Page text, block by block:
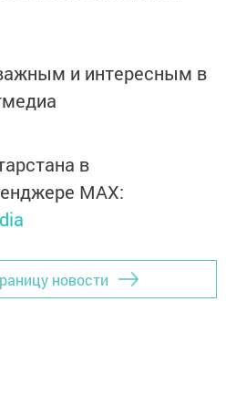
и интересным в
в
MАХ:
новости